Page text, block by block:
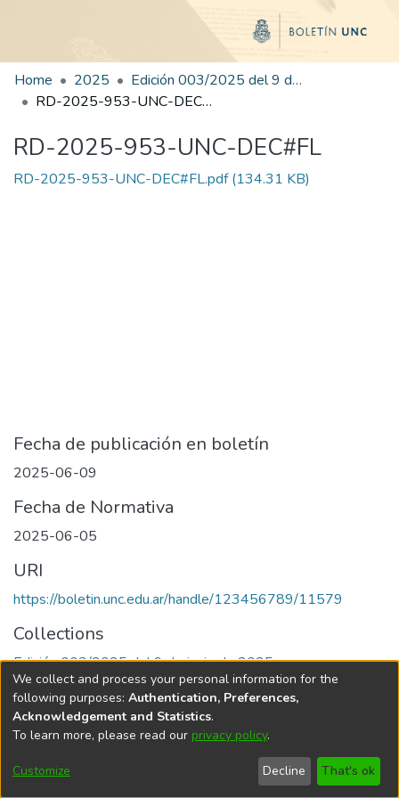
Home 2025
Edición 003/2025 del 9 de junio de 2025
RD-2025-953-UNC-DEC#FL
RD-2025-953-UNC-DEC#FL
RD-2025-953-UNC-DEC#FL.pdf(134.31 KB)
Fecha de publicación en boletín
2025-06-09
Fecha de Normativa
2025-06-05
URI
https://boletin.unc.edu.ar/handle/123456789/11579
Collections
Edición 003/2025 del 9 de junio de 2025
Universidad Nacional de Córdoba
We collect and process your personal information for the
following purposes: Authentication, Preferences,
Acknowledgement and Statistics.
To learn more, please read our privacy policy.
Customize Decline That's ok